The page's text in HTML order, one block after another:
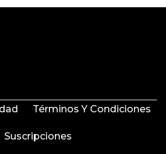
Términos Y Condiciones
Suscripciones